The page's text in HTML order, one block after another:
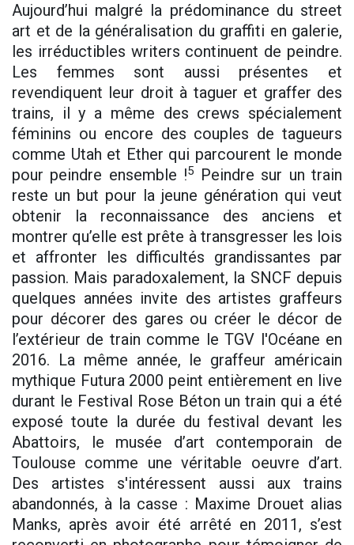
Aujourd’hui malgré la prédominance du street
art et de la généralisation du graffiti en galerie,
les irréductibles writers continuent de peindre.
Les femmes sont aussi présentes et
revendiquent leur droit à taguer et graffer des
trains, il y a même des crews spécialement
féminins ou encore des couples de tagueurs
comme Utah et Ether qui parcourent le monde
pour peindre ensemble !5
Peindre sur un train
reste un but pour la jeune génération qui veut
obtenir la reconnaissance des anciens et
montrer qu’elle est prête à transgresser les lois
et affronter les difficultés grandissantes par
passion. Mais paradoxalement, la SNCF depuis
quelques années invite des artistes graffeurs
pour décorer des gares ou créer le décor de
l’extérieur de train comme le TGV l'Océane en
2016. La même année, le graffeur américain
mythique Futura 2000 peint entièrement en live
durant le Festival Rose Béton un train qui a été
exposé toute la durée du festival devant les
Abattoirs, le musée d’art contemporain de
Toulouse comme une véritable oeuvre d’art.
Des artistes s'intéressent aussi aux trains
abandonnés, à la casse : Maxime Drouet alias
Manks, après avoir été arrêté en 2011, s’est